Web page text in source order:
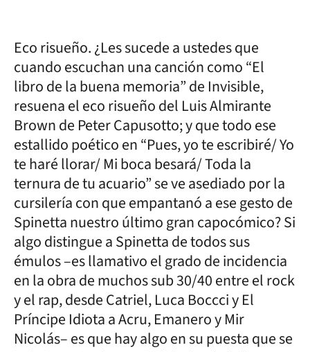
Eco risueño. ¿Les sucede a ustedes que
cuando escuchan una canción como “El
libro de la buena memoria” de Invisible,
resuena el eco risueño del Luis Almirante
Brown de Peter Capusotto; y que todo ese
estallido poético en “Pues, yo te escribiré/ Yo
te haré llorar/ Mi boca besará/ Toda la
ternura de tu acuario” se ve asediado por la
cursilería con que empantanó a ese gesto de
Spinetta nuestro último gran capocómico? Si
algo distingue a Spinetta de todos sus
émulos –es llamativo el grado de incidencia
en la obra de muchos sub 30/40 entre el rock
y el rap, desde Catriel, Luca Boccci y El
Príncipe Idiota a Acru, Emanero y Mir
Nicolás– es que hay algo en su puesta que se